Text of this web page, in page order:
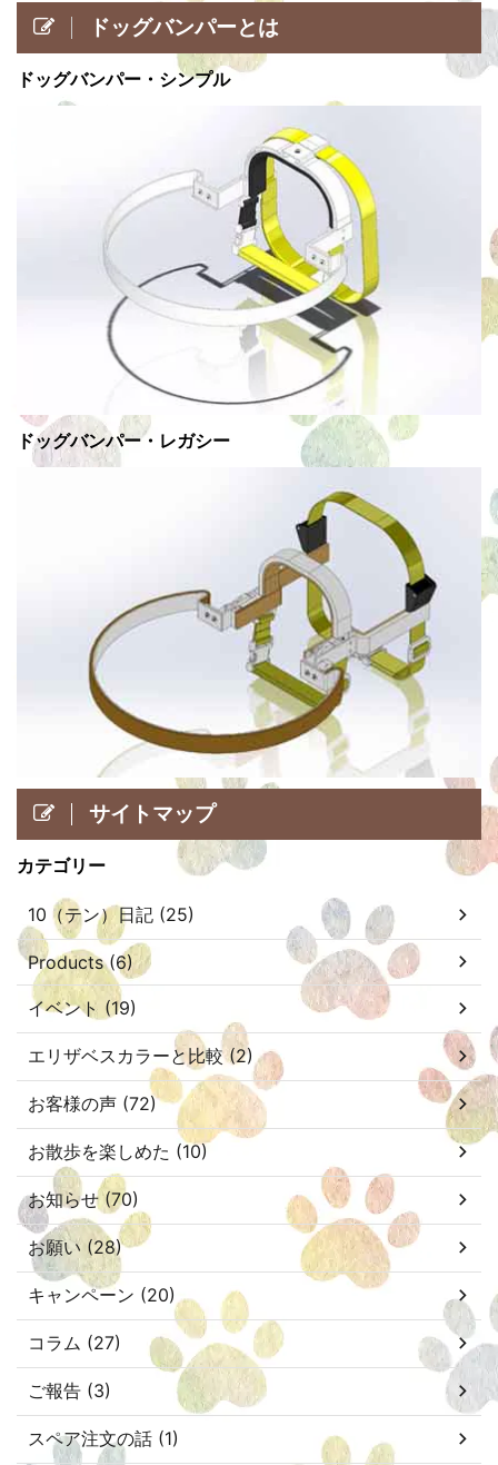
ドッグバンパーとは
ドッグバンパー・シンプル
ドッグバンパー・レガシー
サイトマップ
カテゴリー
10（テン）日記 (25)
Products (6)
イベント (19)
エリザベスカラーと比較 (2)
お客様の声 (72)
お散歩を楽しめた (10)
お知らせ (70)
お願い (28)
キャンペーン (20)
コラム (27)
ご報告 (3)
スペア注文の話 (1)